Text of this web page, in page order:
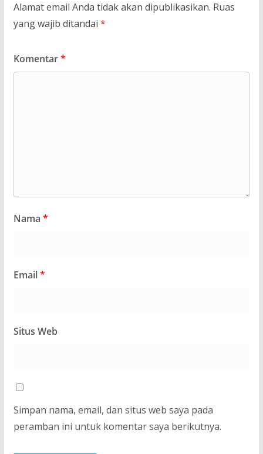
Alamat email Anda tidak akan dipublikasikan. Ruas
yang wajib ditandai *
Komentar*
Nama *
Email*
Situs Web
Simpan nama, email, dan situs web saya pada
peramban ini untuk komentar saya berikutnya.